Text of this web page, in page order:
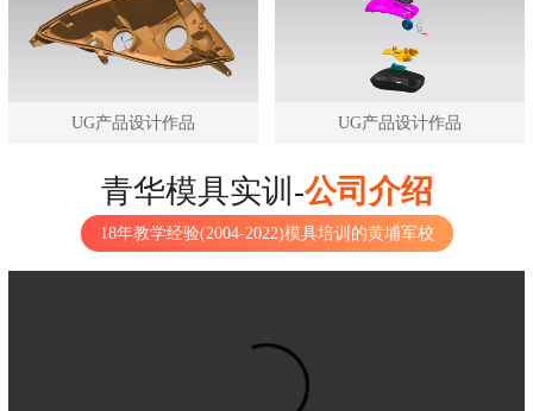
UG产品设计作品 UG产品设计作品
青华模具实训-公司介绍
18年教学经验(2004-2022)模具培训的黄埔军校